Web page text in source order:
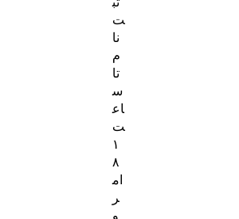
ت‌
نا
م
تا
س
اع
ت
۱
۸
ام
ر
و